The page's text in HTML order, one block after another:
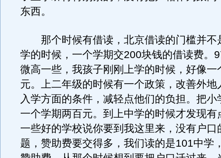
东西。
那个时候有借读，北京借读的门槛并不
学的时候，一个学期交200块钱的借读费。
微高一些，我孩子刚刚上学的时候，好像一
元。上二年级的时候有一个政策，改善外地
入学方面的条件，减轻点他们的负担。把小
一个学期两百元。到上中学的时候才发现有
一些好的学校说你要到我这里来，没有户口
题，赞助费要交得多，我们读的是101中学